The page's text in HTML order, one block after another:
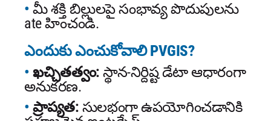
మీ శక్తి బిల్లులపై సంభావ్య పొదుపులను
ate హించండి.
ఎందుకు ఎంచుకోవాలి PVGIS?
ఖచ్చితత్వం: స్థాన-నిర్దిష్ట డేటా ఆధారంగా
అనుకరణ.
ప్రాప్యత: సులభంగా ఉపయోగించడానికి